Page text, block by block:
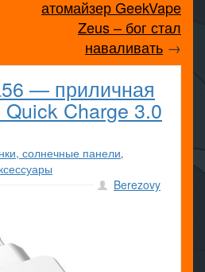
атомайзер GeekVape
Zeus – бог стал
наваливать →
— приличная
Charge 3.0
солнечные панели,
Berezovy